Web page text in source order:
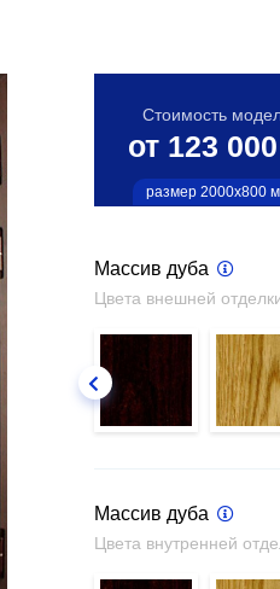
Стоимость
от 123
размер 2000х800
Массив дуба
Цвета внешней
Массив дуба
Цвета внутренней